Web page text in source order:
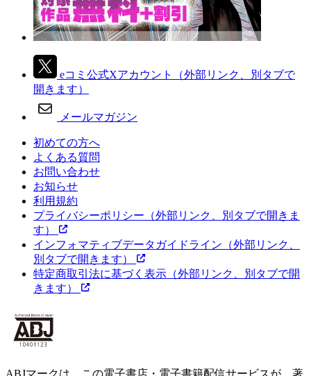
eコミ公式Xアカウント
（外部リンク、別タブで
開きます）
メールマガジン
初めての方へ
よくある質問
お問い合わせ
お知らせ
利用規約
プライバシーポリシー （外部リンク、別タブで開きま
す）
インフォマティブデータガイドライン （外部リンク、
別タブで開きます）
特定商取引法に基づく表示 （外部リンク、別タブで開
きます）
ABJマークは、この電子書店・電子書籍配信サービスが、著